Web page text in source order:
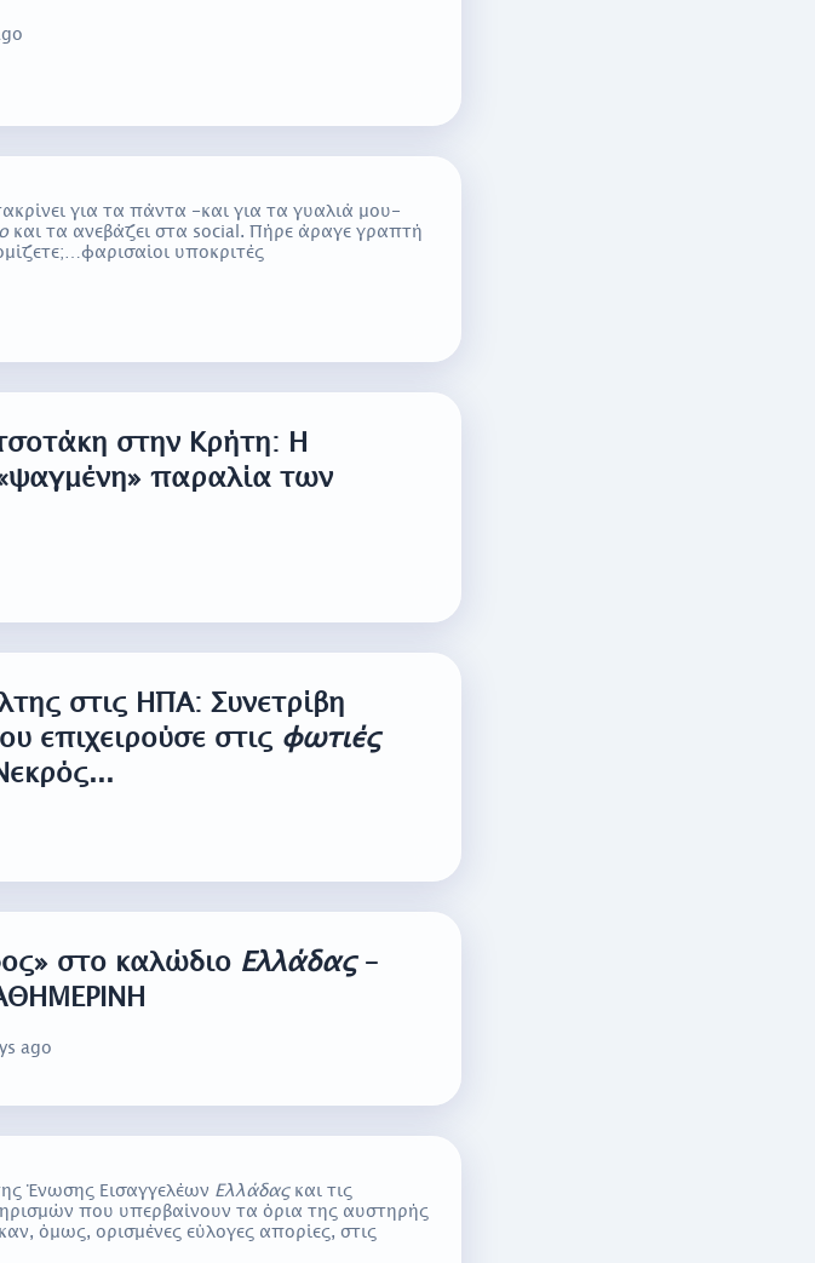
για τα πάντα -και για τα γυαλιά μου-
και τα ανεβάζει στα social. Πήρε άραγε γραπτή
υποκριτές
στην Κρήτη: Η
παραλία των
στις ΗΠΑ: Συνετρίβη
επιχειρούσε στις φωτιές
στο καλώδιο Ελλάδας–
ago
Ένωσης Εισαγγελέων Ελλάδαςκαι τις
που υπερβαίνουν τα όρια της αυστηρής
όμως, ορισμένες εύλογες απορίες, στις